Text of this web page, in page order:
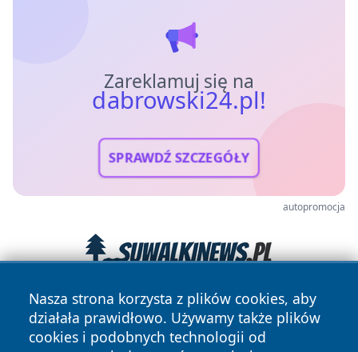
Zareklamuj się na
dabrowski24.pl!
SPRAWDŹ SZCZEGÓŁY
autopromocja
Nasza strona korzysta z plików cookies, aby
działała prawidłowo. Używamy także plików
cookies i podobnych technologii od